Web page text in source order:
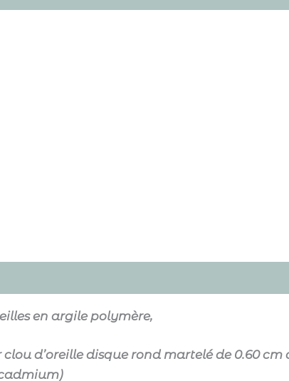
en argile polymère,
clou d’oreille disque rond martelé de 0.60